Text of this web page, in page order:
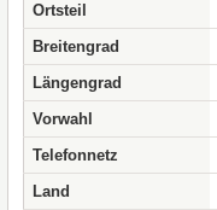
Ortsteil
Breitengrad
Längengrad
Vorwahl
Telefonnetz
Land